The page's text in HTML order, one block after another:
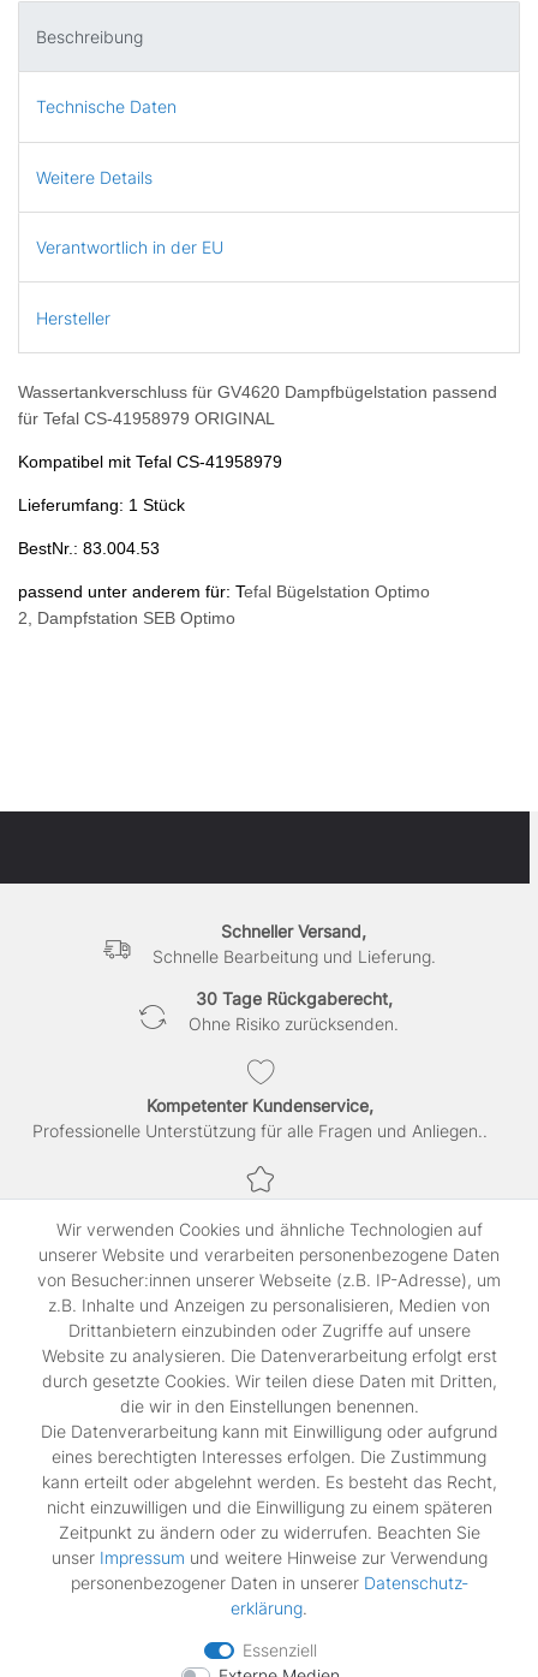
Beschreibung
Technische Daten
Weitere Details
Verantwortlich in der EU
Hersteller
Wassertankverschluss für GV4620 Dampfbügelstation passend
für Tefal CS-41958979 ORIGINAL
Kompatibel mit Tefal CS-41958979
Lieferumfang: 1 Stück
BestNr.: 83.004.53
passend unter anderem für: Tefal Bügelstation Optimo
2, Dampfstation SEB Optimo
Schneller Versand,
Schnelle Bearbeitung und Lieferung.
30 Tage Rückgaberecht,
Ohne Risiko zurücksenden.
Kompetenter Kundenservice,
Professionelle Unterstützung für alle Fragen und Anliegen..
SSL-verschlüsselte Abwicklung für maximale Sicherheit.
Shop
Kontakt
Rechtliches
Widerrufs­recht
Impressum
Daten­schutz­erklärung
AGB
Vertrag widerrufen
Wir verwenden Cookies und ähnliche Technologien auf
unserer Website und verarbeiten personenbezogene Daten
von Besucher:innen unserer Webseite (z.B. IP-Adresse), um
z.B. Inhalte und Anzeigen zu personalisieren, Medien von
Drittanbietern einzubinden oder Zugriffe auf unsere
Website zu analysieren. Die Datenverarbeitung erfolgt erst
durch gesetzte Cookies. Wir teilen diese Daten mit Dritten,
die wir in den Einstellungen benennen.
Die Datenverarbeitung kann mit Einwilligung oder aufgrund
eines berechtigten Interesses erfolgen. Die Zustimmung
kann erteilt oder abgelehnt werden. Es besteht das Recht,
nicht einzuwilligen und die Einwilligung zu einem späteren
Zeitpunkt zu ändern oder zu widerrufen. Beachten Sie
unser Impressum und weitere Hinweise zur Verwendung
personenbezogener Daten in unserer Daten­schutz­
erklärung.
Essenziell